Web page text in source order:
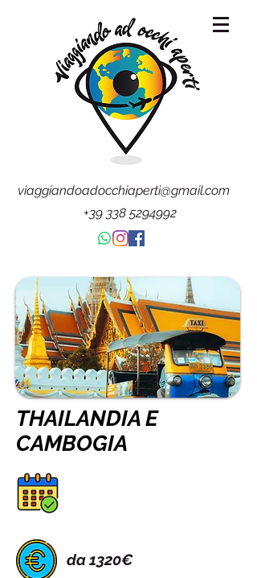
viaggiandoadocchiaperti@gmail.com
+39 338 5294992
THAILANDIA E
CAMBOGIA
da 1320€